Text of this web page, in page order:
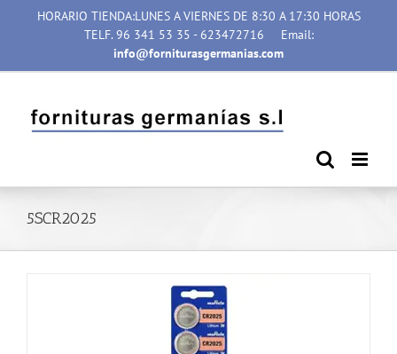
HORARIO TIENDA:LUNES A VIERNES DE 8:30 A 17:30 HORAS
TELF. 96 341 53 35 - 623472716
Email:
info@forniturasgermanias.com
5SCR2025